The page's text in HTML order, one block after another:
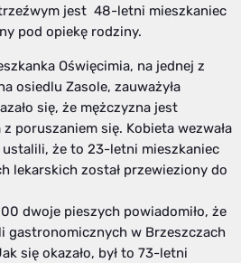
jest 48-letni mieszkaniec
pod opiekę rodziny.
Oświęcimia, na jednej z
osiedlu Zasole, zauważyła
się, że mężczyzna jest
poruszaniem się. Kobieta wezwała
że to 23-letni mieszkaniec
lekarskich został przewieziony do
dwoje pieszych powiadomiło, że
gastronomicznych w Brzeszczach
się okazało, był to 73-letni